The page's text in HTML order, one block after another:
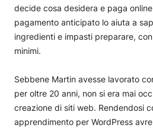
decide cosa desidera e paga
pagamento anticipato lo aiuta a
ingredienti e impasti preparare,
minimi.
Sebbene Martin avesse lavorato
per oltre 20 anni, non si era mai
creazione di siti web. Rendendosi
apprendimento per WordPress